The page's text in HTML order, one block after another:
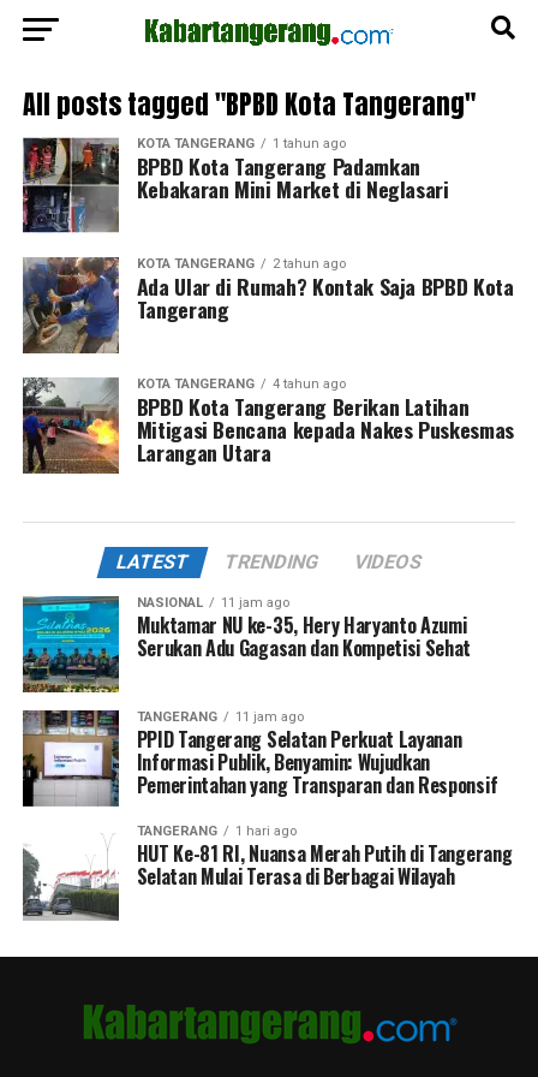
All posts tagged "BPBD Kota Tangerang"
KOTA TANGERANG 1 tahun ago
BPBD Kota Tangerang Padamkan
Kebakaran Mini Market di Neglasari
KOTA TANGERANG 2 tahun ago
Ada Ular di Rumah? Kontak Saja BPBD Kota
Tangerang
KOTA TANGERANG 4 tahun ago
BPBD Kota Tangerang Berikan Latihan
Mitigasi Bencana kepada Nakes Puskesmas
Larangan Utara
LATEST TRENDING VIDEOS
NASIONAL 11 jam ago
Muktamar NU ke-35, Hery Haryanto Azumi
Serukan Adu Gagasan dan Kompetisi Sehat
TANGERANG 11 jam ago
PPID Tangerang Selatan Perkuat Layanan
Informasi Publik, Benyamin: Wujudkan
Pemerintahan yang Transparan dan Responsif
TANGERANG 1 hari ago
HUT Ke-81 RI, Nuansa Merah Putih di Tangerang
Selatan Mulai Terasa di Berbagai Wilayah